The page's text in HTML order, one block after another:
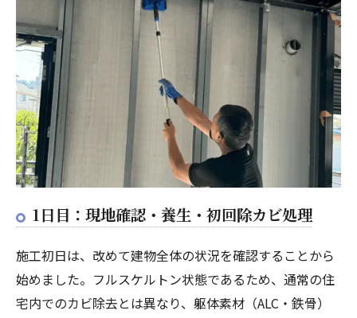
1日目：現地確認・養生・初回除カビ処理
施工初日は、改めて建物全体の状況を確認することから
始めました。フルスケルトン状態であるため、通常の住
宅内でのカビ除去とは異なり、躯体素材（ALC・鉄骨）